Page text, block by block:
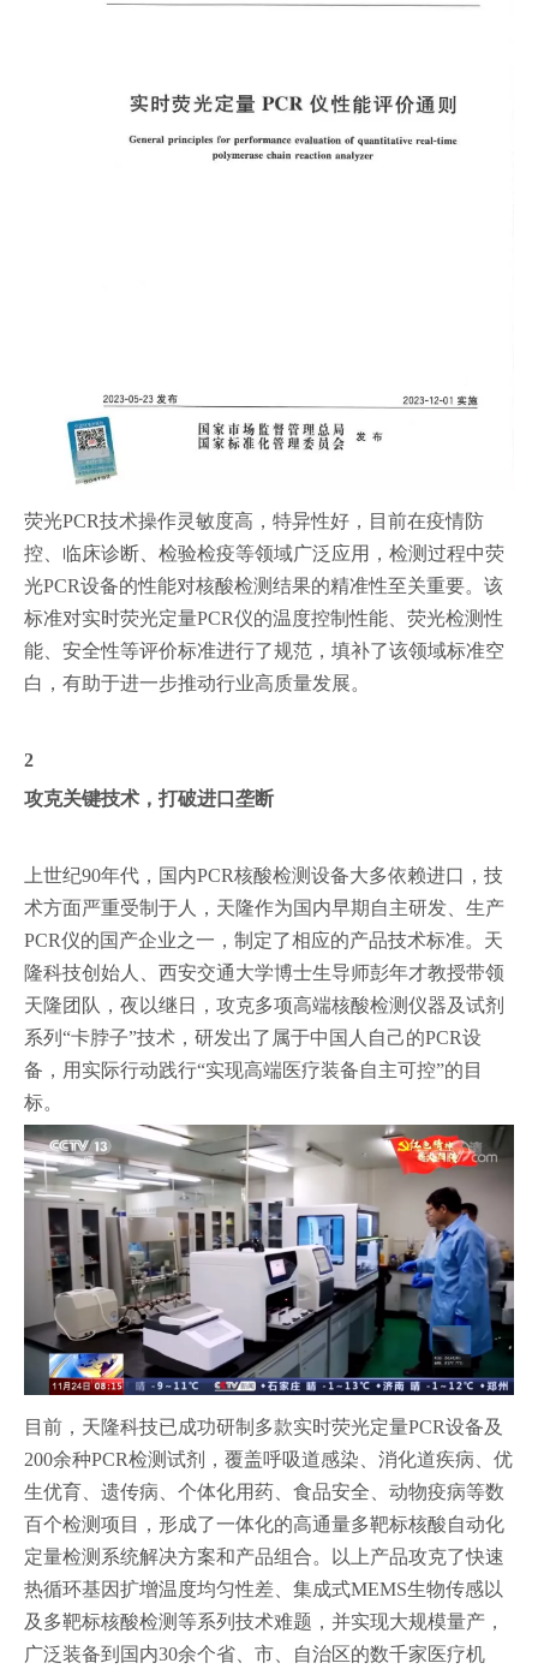
荧光PCR技术操作灵敏度高，特异性好，目前在疫情防
控、临床诊断、检验检疫等领域广泛应用，检测过程中荧
光PCR设备的性能对核酸检测结果的精准性至关重要。该
标准对实时荧光定量PCR仪的温度控制性能、荧光检测性
能、安全性等评价标准进行了规范，填补了该领域标准空
白，有助于进一步推动行业高质量发展。
2
攻克关键技术，打破进口垄断
上世纪90年代，国内PCR核酸检测设备大多依赖进口，技
术方面严重受制于人，天隆作为国内早期自主研发、生产
PCR仪的国产企业之一，制定了相应的产品技术标准。天
隆科技创始人、西安交通大学博士生导师彭年才教授带领
天隆团队，夜以继日，攻克多项高端核酸检测仪器及试剂
系列“卡脖子”技术，研发出了属于中国人自己的PCR设
备，用实际行动践行“实现高端医疗装备自主可控”的目
标。
目前，天隆科技已成功研制多款实时荧光定量PCR设备及
200余种PCR检测试剂，覆盖呼吸道感染、消化道疾病、优
生优育、遗传病、个体化用药、食品安全、动物疫病等数
百个检测项目，形成了一体化的高通量多靶标核酸自动化
定量检测系统解决方案和产品组合。以上产品攻克了快速
热循环基因扩增温度均匀性差、集成式MEMS生物传感以
及多靶标核酸检测等系列技术难题，并实现大规模量产，
广泛装备到国内30余个省、市、自治区的数千家医疗机